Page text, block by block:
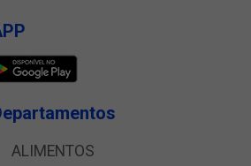
ALIMENTOS